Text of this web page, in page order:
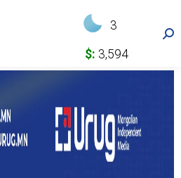
3
$: 3,594